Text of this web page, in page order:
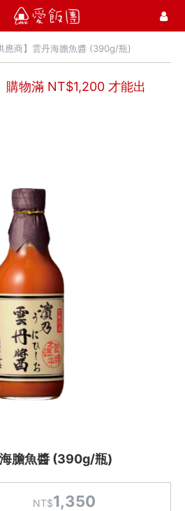
21
應商】雲丹海膽魚醬 (390g/瓶)
購物滿 NT$1,200 才能出
海膽魚醬 (390g/瓶)
NT$1,350